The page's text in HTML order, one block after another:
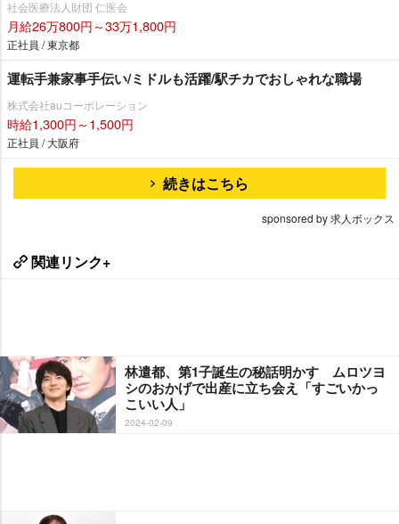
社会医療法人財団 仁医会
月給26万800円～33万1,800円
正社員 / 東京都
運転手兼家事手伝い/ミドルも活躍/駅チカでおしゃれな職場
株式会社auコーポレーション
時給1,300円～1,500円
正社員 / 大阪府
続きはこちら
sponsored by 求人ボックス
関連リンク+
林遣都、第1子誕生の秘話明かす ムロツヨ
シのおかげで出産に立ち会え「すごいかっ
こいい人」
2024-02-09